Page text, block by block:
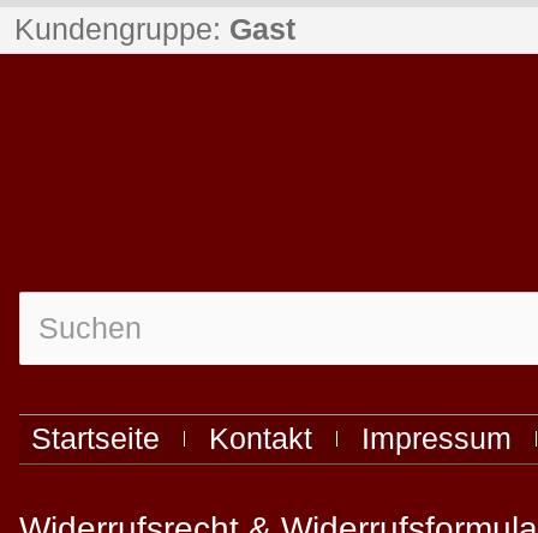
Kundengruppe: Gast
Startseite Kontakt Impressum